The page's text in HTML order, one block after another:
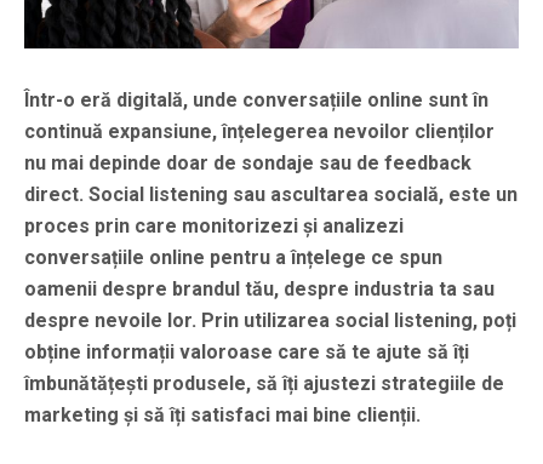
Într-o eră digitală, unde conversațiile online sunt în
continuă expansiune, înțelegerea nevoilor clienților
nu mai depinde doar de sondaje sau de feedback
direct. Social listening sau ascultarea socială, este un
proces prin care monitorizezi și analizezi
conversațiile online pentru a înțelege ce spun
oamenii despre brandul tău, despre industria ta sau
despre nevoile lor. Prin utilizarea social listening, poți
obține informații valoroase care să te ajute să îți
îmbunătățești produsele, să îți ajustezi strategiile de
marketing și să îți satisfaci mai bine clienții.